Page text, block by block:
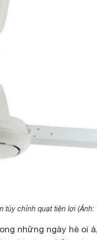
tùy chỉnh quạt tiện lợi (Ảnh:
những ngày hè oi